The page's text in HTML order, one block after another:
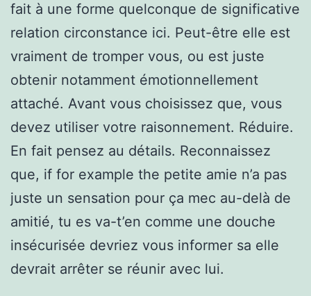
fait à une forme quelconque de significative
relation circonstance ici. Peut-être elle est
vraiment de tromper vous, ou est juste
obtenir notamment émotionnellement
attaché. Avant vous choisissez que, vous
devez utiliser votre raisonnement. Réduire.
En fait pensez au détails. Reconnaissez
que, if for example the petite amie n’a pas
juste un sensation pour ça mec au-delà de
amitié, tu es va-t’en comme une douche
insécurisée devriez vous informer sa elle
devrait arrêter se réunir avec lui.